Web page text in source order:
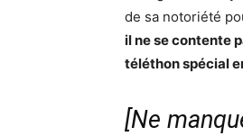
de sa notoriété
il ne se contente
téléthon spécial
[Ne